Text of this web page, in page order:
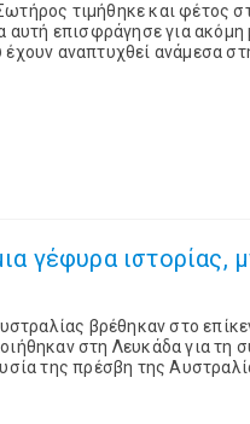
τιμήθηκε και φέτος
επισφράγησε για ακόμη
αναπτυχθεί ανάμεσα
γέφυρα ιστορίας,
βρέθηκαν στο
στη Λευκάδα για τη
της πρέσβη της